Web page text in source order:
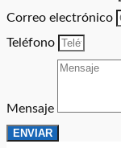
Correo electrónico
Teléfono
Mensaje
ENVIAR